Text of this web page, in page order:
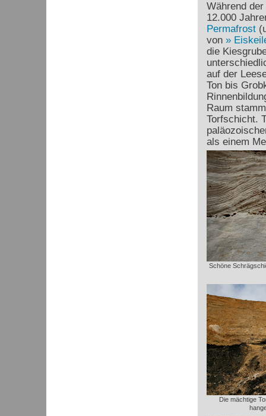
Während
12.000
Permafrost
von
die
auf der
Ton bis
Raum
Torfschicht.
als einem
Schöne
Die mächtige